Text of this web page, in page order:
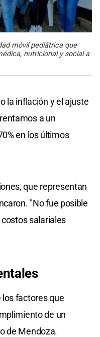
móvil pediátrica que
nutricional y social a
la inflación y el ajuste
a un
en los últimos
que representan
"No fue posible
salariales
los factores que
de un
de Mendoza.